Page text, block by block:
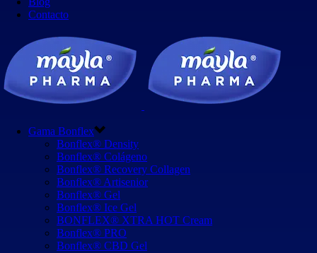
Contacto
Gama Bonflex
Bonflex® Density
Bonflex® Colágeno
Bonflex® Recovery Collagen
Bonflex® Artisenior
Bonflex® Gel
Bonflex® Ice Gel
BONFLEX® XTRA HOT Cream
Bonflex® PRO
Bonflex® CBD Gel